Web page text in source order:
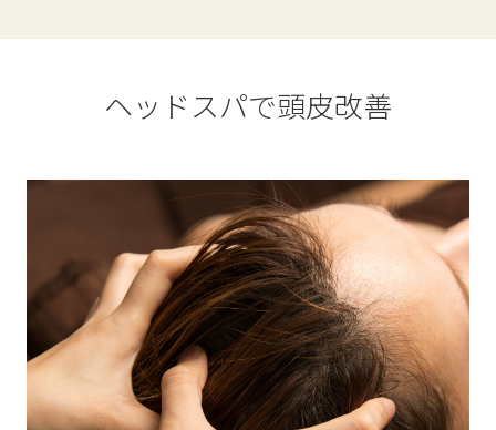
ヘッドスパで頭皮改善